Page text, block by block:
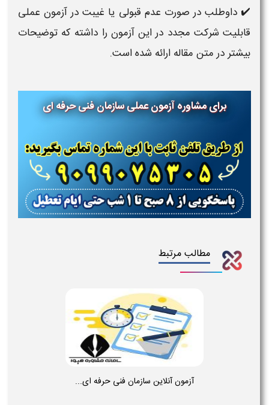
✔️ داوطلب در صورت عدم قبولی یا غیبت در آزمون عملی
قابلیت شرکت مجدد در این آزمون را داشته که توضیحات
بیشتر در متن مقاله ارائه شده است.
برای مشاوره آزمون عملی سازمان فنی حرفه ای
مطالب مرتبط
آزمون آنلاین سازمان فنی حرفه ای...